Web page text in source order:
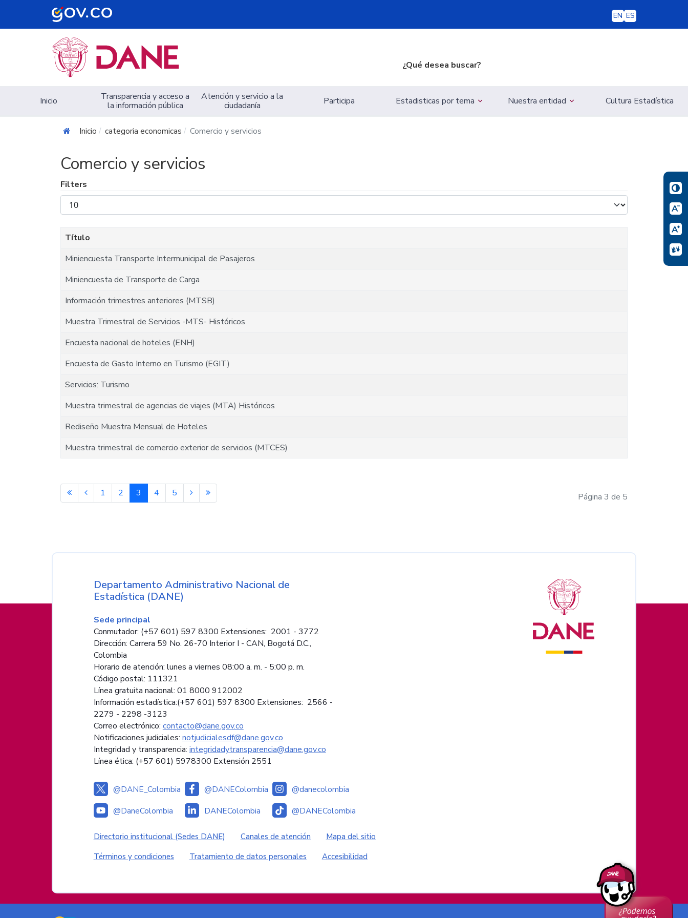
EN ES
¿Qué desea buscar?
Inicio
Transparencia y acceso a
la información pública
Atención y servicio a la
ciudadanía
Participa Estadisticas por tema Nuestra entidad Cultura Estadística
Inicio categoria economicas Comercio y servicios
Comercio y servicios
Filters
Mostrar
#
Título
Miniencuesta Transporte Intermunicipal de Pasajeros
Miniencuesta de Transporte de Carga
Información trimestres anteriores (MTSB)
Muestra Trimestral de Servicios -MTS- Históricos
Encuesta nacional de hoteles (ENH)
Encuesta de Gasto Interno en Turismo (EGIT)
Servicios: Turismo
Muestra trimestral de agencias de viajes (MTA) Históricos
Rediseño Muestra Mensual de Hoteles
Muestra trimestral de comercio exterior de servicios (MTCES)
1 2 3 4 5 Página 3 de 5
Información de pie de página
Nombre de la entidad
Departamento Administrativo Nacional de
Estadística (DANE)
Sede principal
Conmutador: (+57 601) 597 8300 Extensiones: 2001 - 3772
Dirección: Carrera 59 No. 26-70 Interior I - CAN, Bogotá D.C.,
Colombia
Horario de atención: lunes a viernes 08:00 a. m. - 5:00 p. m.
Código postal: 111321
Línea gratuita nacional: 01 8000 912002
Información estadística:(+57 601) 597 8300 Extensiones: 2566 -
2279 - 2298 -3123
Correo electrónico: contacto@dane.gov.co
Notificaciones judiciales: notjudicialesdf@dane.gov.co
Integridad y transparencia: integridadytransparencia@dane.gov.co
Línea ética: (+57 601) 5978300 Extensión 2551
@DANE_Colombia @DANEColombia
@danecolombia
@DaneColombia
DANEColombia @DANEColombia
Enlaces institucionales
Directorio institucional (Sedes DANE) Canales de atención Mapa del sitio
Enlaces del sitio
Términos y condiciones Tratamiento de datos personales Accesibilidad
Logos del Gobierno de Colombia